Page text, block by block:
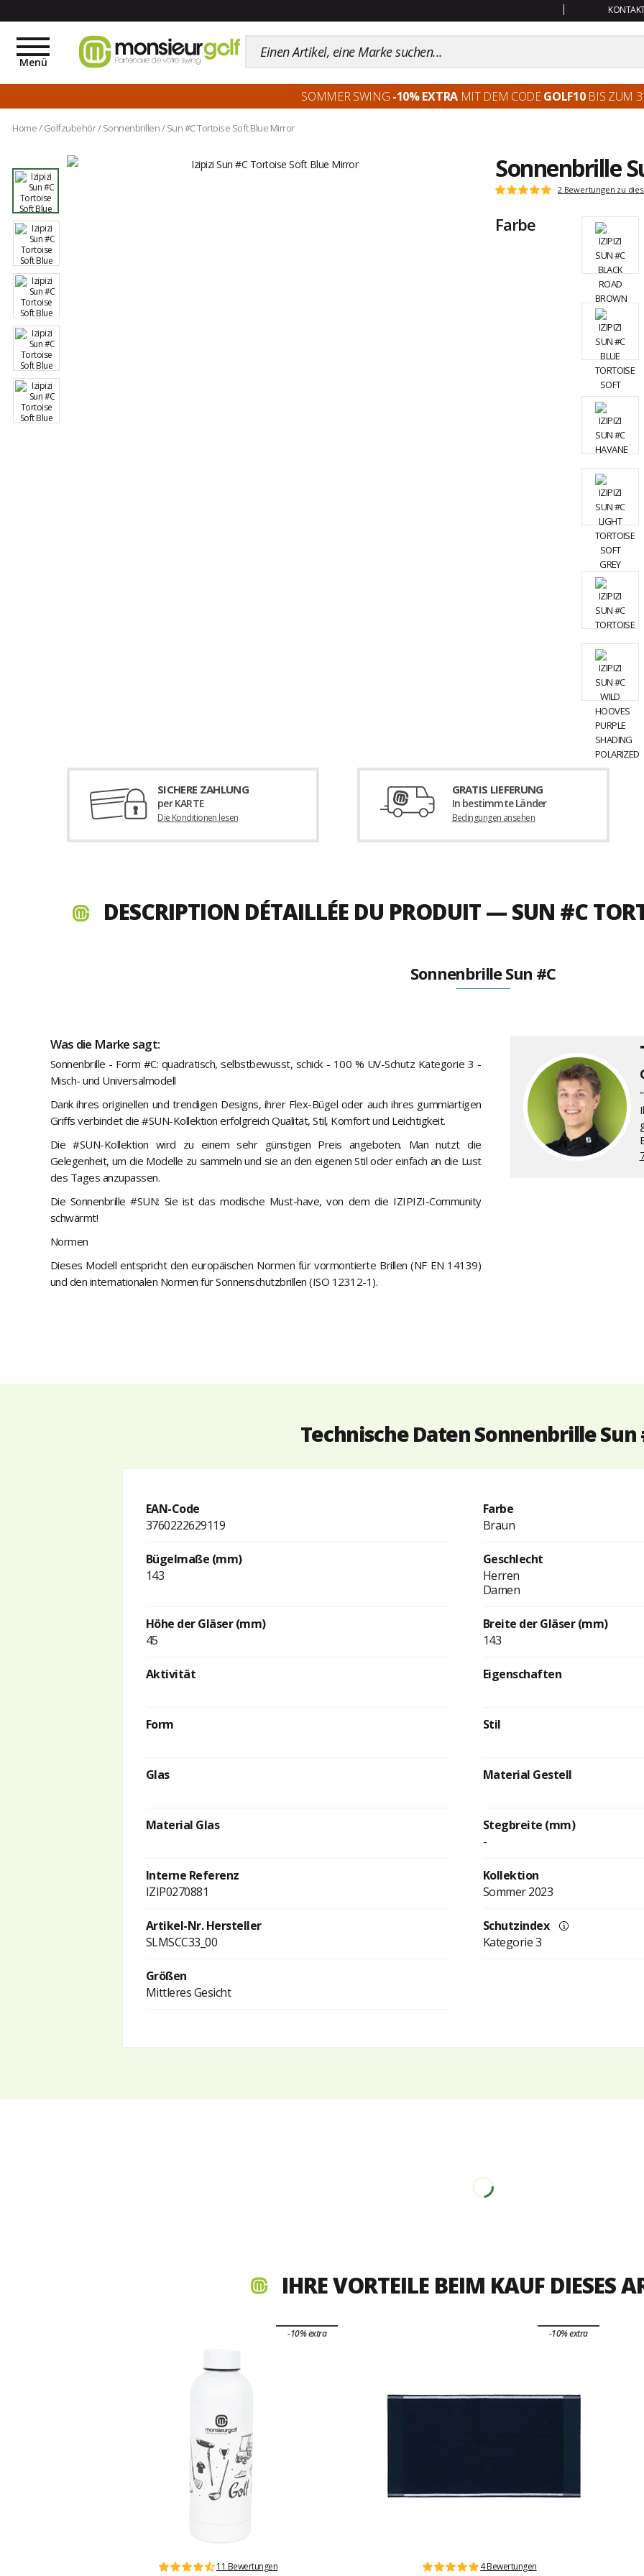
Toggle
navigation
Menü
SOMMER SWING -10% EXTRAMIT DEM CODEGOLF10BIS ZUM
Home/ Golfzubehör/Sonnenbrillen/Sun #C Tortoise Soft Blue Mirror
Sonnenbrille
Kundenbewertungen
Note:
von
5
2 Bewertungen zu
Farbe
SICHERE ZAHLUNG
per KARTE
Die Konditionen lesen
GRATIS LIEFERUNG
In bestimmte Länder
Bedingungen ansehen
DESCRIPTION DÉTAILLÉE DU PRODUIT — SUN #C
Sonnenbrille Sun #C
Was die Marke sagt:
Sonnenbrille - Form #C: quadratisch, selbstbewusst, schick - 100 % UV-Schutz Kategorie 3 -
Misch- und Universalmodell
Dank ihres originellen und trendigen Designs, ihrer Flex-Bügel oder auch ihres gummiartigen
Griffs verbindet die #SUN-Kollektion erfolgreich Qualität, Stil, Komfort und Leichtigkeit.
Die #SUN-Kollektion wird zu einem sehr günstigen Preis angeboten. Man nutzt die
Gelegenheit, um die Modelle zu sammeln und sie an den eigenen Stil oder einfach an die Lust
des Tages anzupassen.
Die Sonnenbrille #SUN: Sie ist das modische Must-have, von dem die IZIPIZI-Community
schwärmt!
Normen
Dieses Modell entspricht den europäischen Normen für vormontierte Brillen (NF EN 14139)
und den internationalen Normen für Sonnenschutzbrillen (ISO 12312-1).
Technische Daten Sonnenbrille Sun
EAN-Code
3760222629119
Farbe
Braun
Bügelmaße (mm)
143
Geschlecht
Herren
Damen
Höhe der Gläser (mm)
45
Breite der Gläser (mm)
143
Aktivität Eigenschaften
Form Stil
Glas Material Gestell
Material Glas
Stegbreite (mm)
-
Interne Referenz
IZIP0270881
Kollektion
Sommer 2023
Artikel-Nr. Hersteller
SLMSCC33_00
Schutzindex
Kategorie 3
Größen
Mittleres Gesicht
IHRE VORTEILE BEIM KAUF DIESES
-10% extra
11 Bewertungen
-10% extra
4 Bewertungen